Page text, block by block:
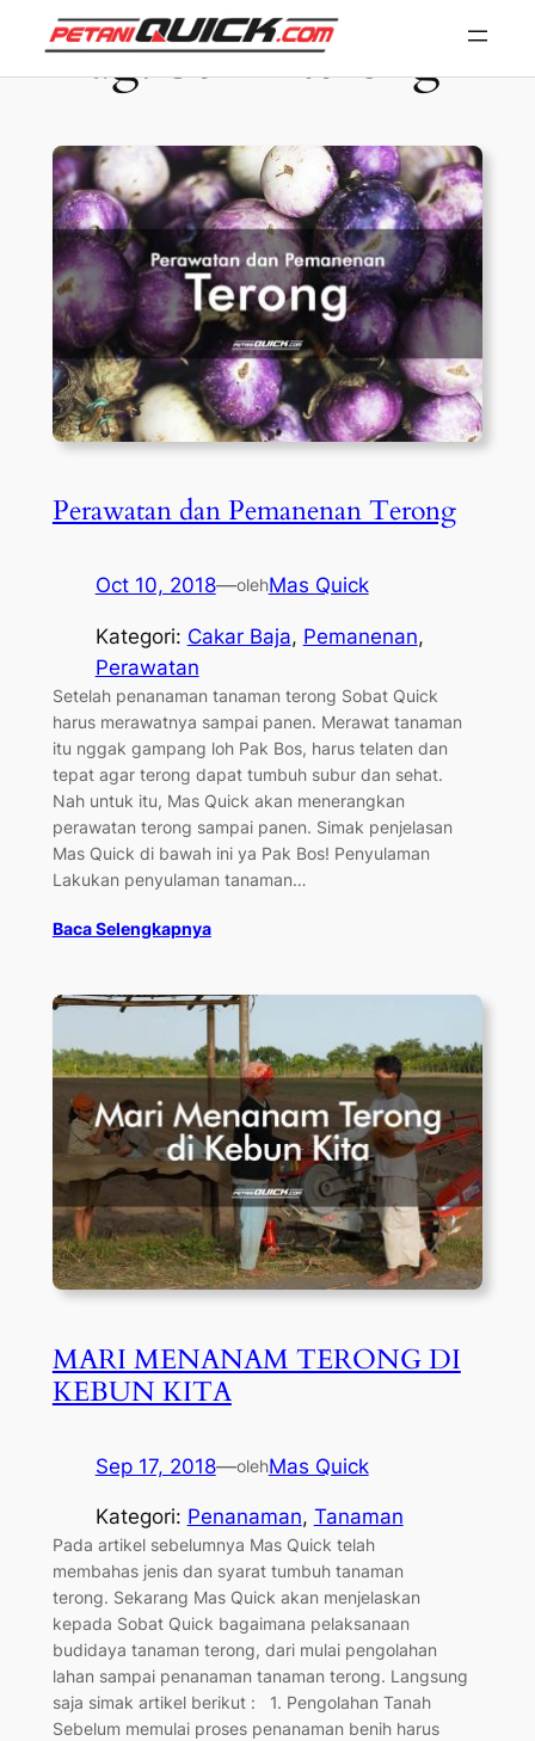
Tag:benih terong
Perawatan dan Pemanenan Terong
Oct 10, 2018—olehMas Quick
Kategori: Cakar Baja, Pemanenan
Perawatan
Setelah penanaman tanaman terong Sobat Quick
harus merawatnya sampai panen. Merawat tanaman
itu nggak gampang loh Pak Bos, harus telaten dan
tepat agar terong dapat tumbuh subur dan sehat.
Nah untuk itu, Mas Quick akan menerangkan
perawatan terong sampai panen. Simak penjelasan
Mas Quick di bawah ini ya Pak Bos! Penyulaman
Lakukan penyulaman tanaman…
Baca Selengkapnya
MARI MENANAM TERONG DI
KEBUN KITA
Sep 17, 2018—olehMas Quick
Kategori: Penanaman, Tanaman
Pada artikel sebelumnya Mas Quick telah
membahas jenis dan syarat tumbuh tanaman
terong. Sekarang Mas Quick akan menjelaskan
kepada Sobat Quick bagaimana pelaksanaan
budidaya tanaman terong, dari mulai pengolahan
lahan sampai penanaman tanaman terong. Langsung
saja simak artikel berikut : 1. Pengolahan Tanah
Sebelum memulai proses penanaman benih harus